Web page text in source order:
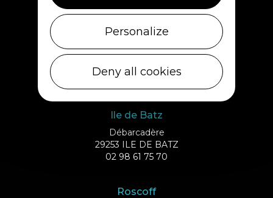
Plouescat
5, rue des Halles
29430 PLOUESCAT
02 98 69 62 18
Ile de Batz
Débarcadère
29253 ILE DE BATZ
02 98 61 75 70
Roscoff
Personalize
Deny all cookies